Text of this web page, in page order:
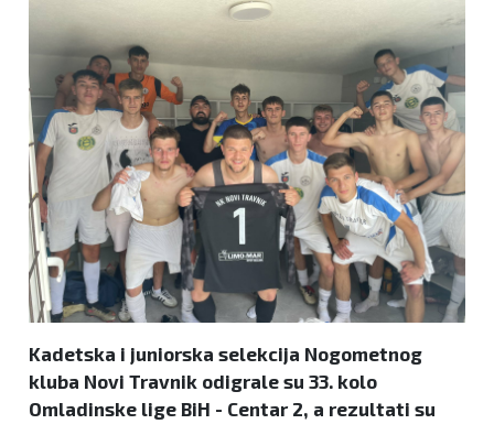
Politika
Zanimljivosti
Kadetska i juniorska selekcija Nogometnog
kluba Novi Travnik odigrale su 33. kolo
Omladinske lige BiH - Centar 2, a rezultati su